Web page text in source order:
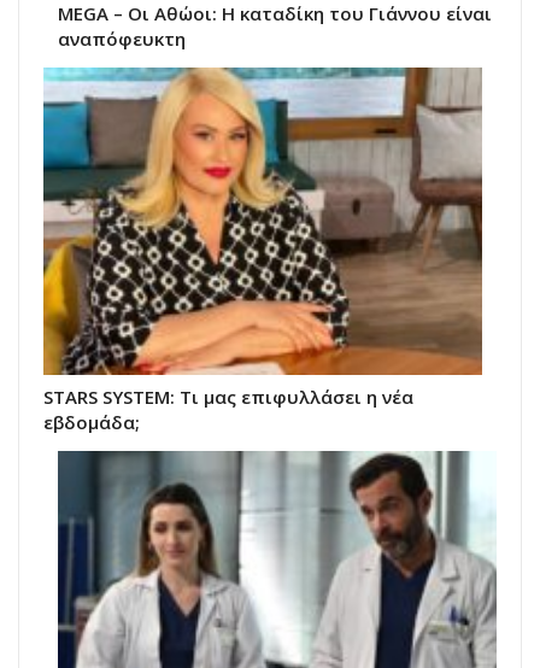
MEGA – Οι Αθώοι: Η καταδίκη του Γιάννου είναι
αναπόφευκτη
STARS SYSTEM: Τι μας επιφυλλάσει η νέα
εβδομάδα;